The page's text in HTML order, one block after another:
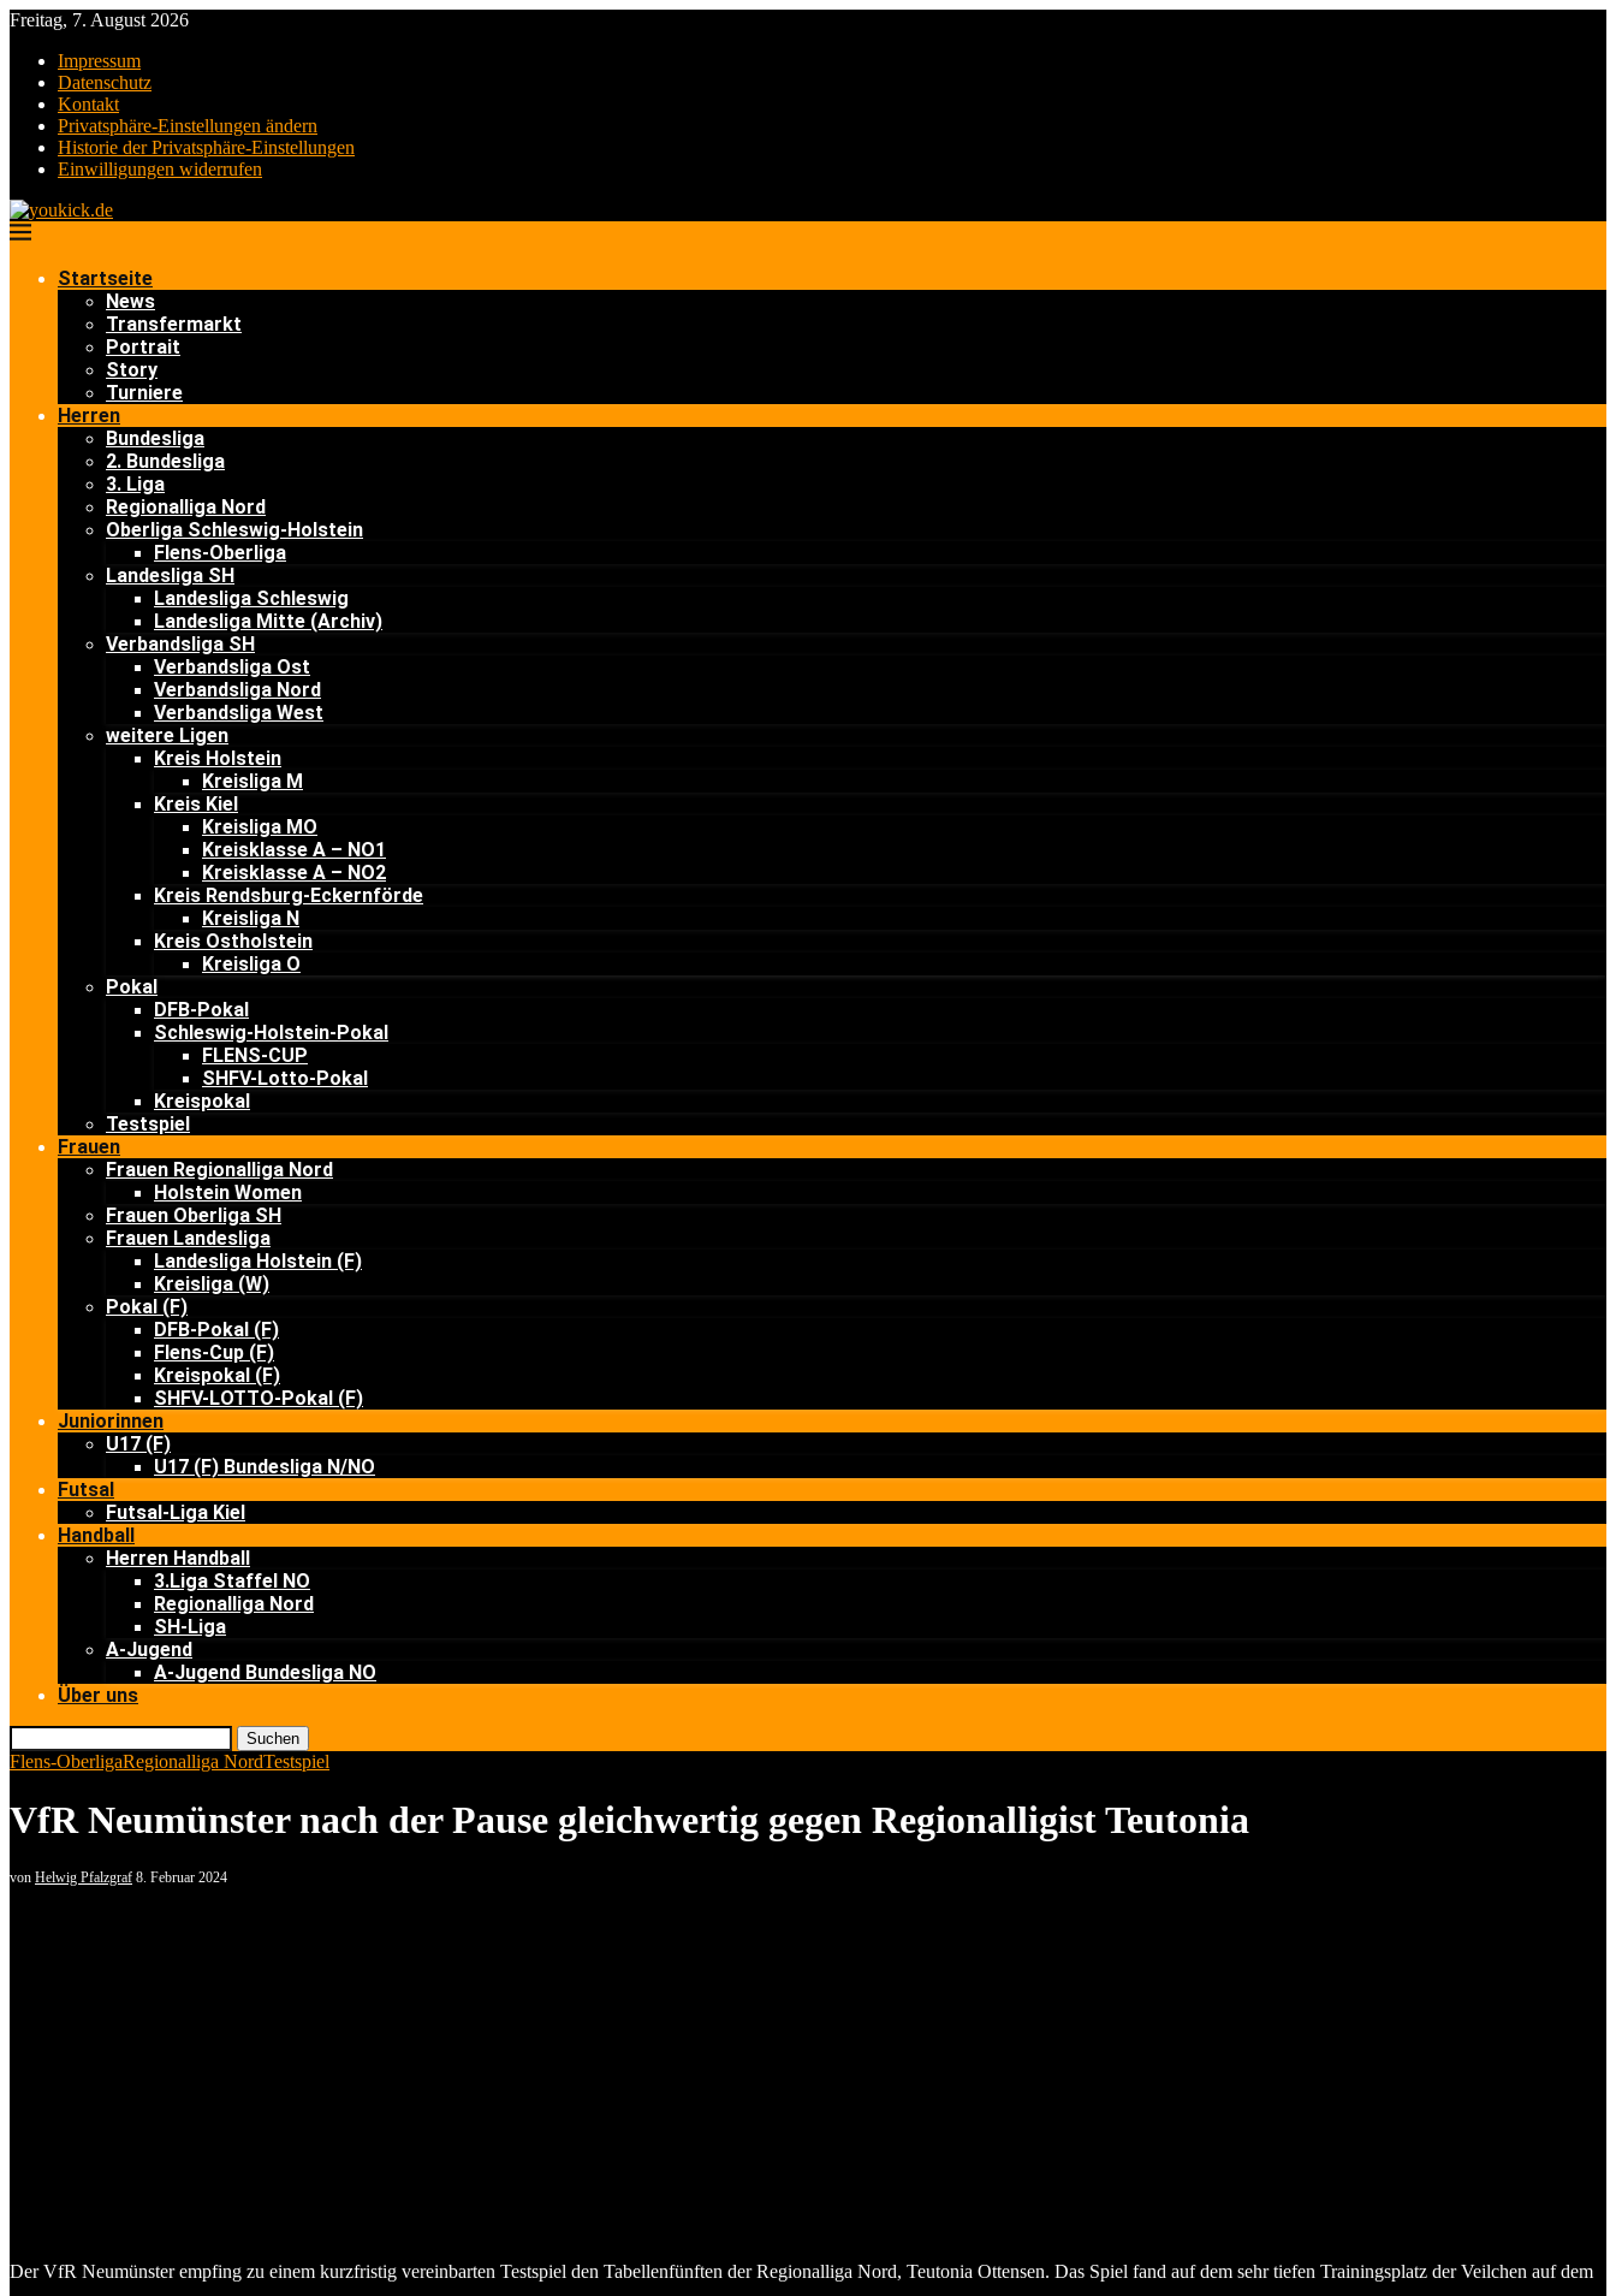
Freitag, 7. August 2026
Impressum
Datenschutz
Kontakt
Privatsphäre-Einstellungen ändern
Historie der Privatsphäre-Einstellungen
Einwilligungen widerrufen
Startseite
News
Transfermarkt
Portrait
Story
Turniere
Herren
Bundesliga
2. Bundesliga
3. Liga
Regionalliga Nord
Oberliga Schleswig-Holstein
Flens-Oberliga
Landesliga SH
Landesliga Schleswig
Landesliga Mitte (Archiv)
Verbandsliga SH
Verbandsliga Ost
Verbandsliga Nord
Verbandsliga West
weitere Ligen
Kreis Holstein
Kreisliga M
Kreis Kiel
Kreisliga MO
Kreisklasse A – NO1
Kreisklasse A – NO2
Kreis Rendsburg-Eckernförde
Kreisliga N
Kreis Ostholstein
Kreisliga O
Pokal
DFB-Pokal
Schleswig-Holstein-Pokal
FLENS-CUP
SHFV-Lotto-Pokal
Kreispokal
Testspiel
Frauen
Frauen Regionalliga Nord
Holstein Women
Frauen Oberliga SH
Frauen Landesliga
Landesliga Holstein (F)
Kreisliga (W)
Pokal (F)
DFB-Pokal (F)
Flens-Cup (F)
Kreispokal (F)
SHFV-LOTTO-Pokal (F)
Juniorinnen
U17 (F)
U17 (F) Bundesliga N/NO
Futsal
Futsal-Liga Kiel
Handball
Herren Handball
3.Liga Staffel NO
Regionalliga Nord
SH-Liga
A-Jugend
A-Jugend Bundesliga NO
Über uns
Suchen
Flens-OberligaRegionalliga NordTestspiel
VfR Neumünster nach der Pause gleichwertig gegen Regionalligist Teutonia
von Helwig Pfalzgraf 8. Februar 2024
Der VfR Neumünster empfing zu einem kurzfristig vereinbarten Testspiel den Tabellenfünften der Regionalliga Nord, Teutonia Ottensen. Das Spiel fand auf dem sehr tiefen Trainingsplatz der Veilchen auf dem